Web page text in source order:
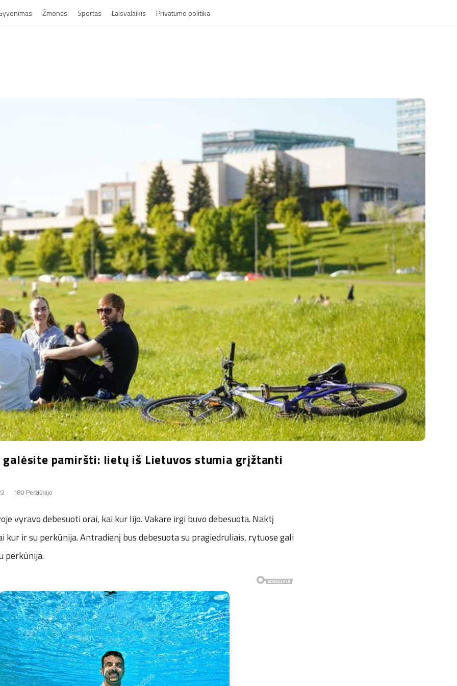
Žmonės Sportas Laisvalaikis Privatumo politika
galėsite pamiršti: lietų iš Lietuvos stumia grįžtanti
180 Peržiūrėjo
vyravo debesuoti orai, kai kur lijo. Vakare irgi buvo debesuota. Naktį
kur ir su perkūnija. Antradienį bus debesuota su pragiedruliais, rytuose gali
perkūnija.